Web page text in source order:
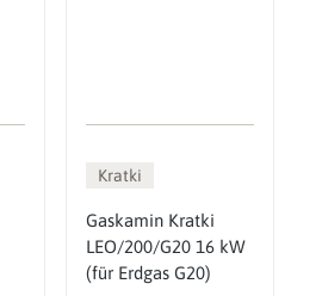
Kratki
Gaskamin Kratki
LEO/200/G20 16 kW
(für Erdgas G20)